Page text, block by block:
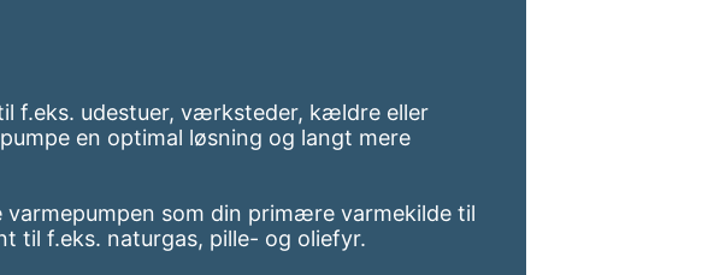
f.eks. udestuer, værksteder, kældre eller
en optimal løsning og langt mere
som din primære varmekilde til
til f.eks. naturgas, pille- og oliefyr.